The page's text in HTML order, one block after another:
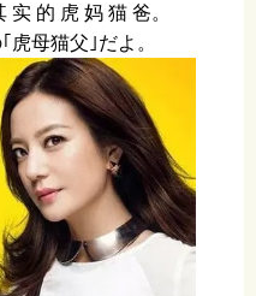
实 的 虎 妈 猫 爸。
母猫父｣だよ。